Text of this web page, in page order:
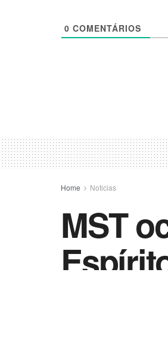
0 COMENTÁRIOS
Home Noticias
MST